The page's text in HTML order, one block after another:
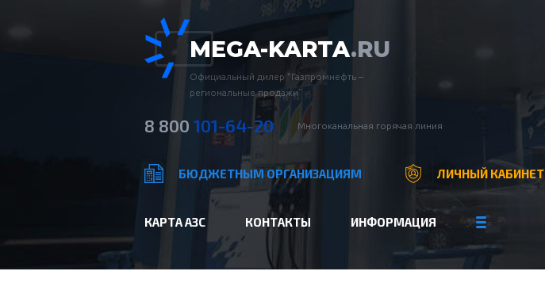
MEGA-KARTA.RU
Официальный дилер “Газпромнефть –
региональные продажи”
8 800 101-64-20 Многоканальная горячая линия
БЮДЖЕТНЫМ ОРГАНИЗАЦИЯМ ЛИЧНЫЙ КАБИНЕТ
КАРТА АЗС КОНТАКТЫ ИНФОРМАЦИЯ